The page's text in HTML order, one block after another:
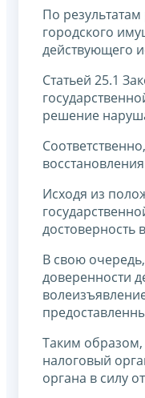
По
городского
действующего
Статьей 25.1
решение
Исходя из
достоверность
В свою
доверенности
Таким образом,
налоговый
органа в силу